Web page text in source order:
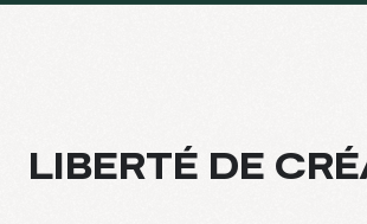
LIBERTÉ DE